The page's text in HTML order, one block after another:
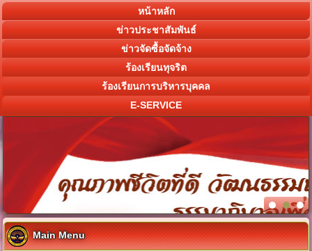
หน้าหลัก
ข่าวประชาสัมพันธ์
ข่าวจัดซื้อจัดจ้าง
ร้องเรียนทุจริต
ร้องเรียนการบริหารบุคคล
E-SERVICE
Main Menu